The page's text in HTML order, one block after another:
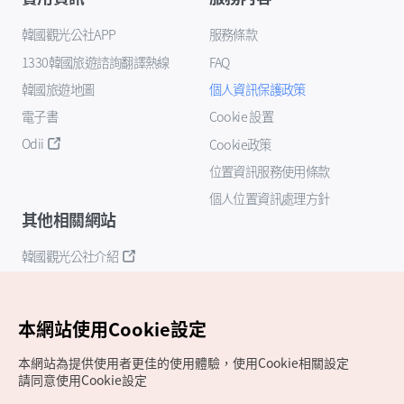
韓國觀光公社APP
1330韓國旅遊諮詢翻譯熱線
韓國旅遊地圖
電子書
Odii
服務條款
FAQ
個人資訊保護政策
Cookie 設置
Cookie政策
位置資訊服務使用條款
個人位置資訊處理方針
其他相關網站
韓國觀光公社介紹
本網站使用Cookie設定
本網站為提供使用者更佳的使用體驗，使用Cookie相關設定
請同意使用Cookie設定